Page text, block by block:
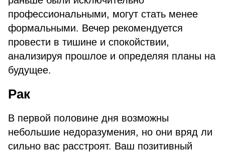
профессиональными, могут стать менее
формальными. Вечер рекомендуется
провести в тишине и спокойствии,
анализируя прошлое и определяя планы на
будущее.
Рак
В первой половине дня возможны
небольшие недоразумения, но они вряд ли
сильно вас расстроят. Ваш позитивный